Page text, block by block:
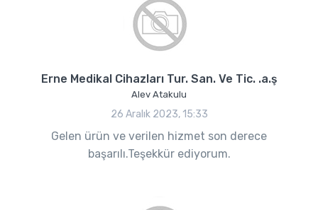
Erne Medikal Cihazları Tur. San. Ve Tic. .a.ş
Alev Atakulu
26 Aralık 2023, 15:33
Gelen ürün ve verilen hizmet son derece
başarılı.Teşekkür ediyorum.